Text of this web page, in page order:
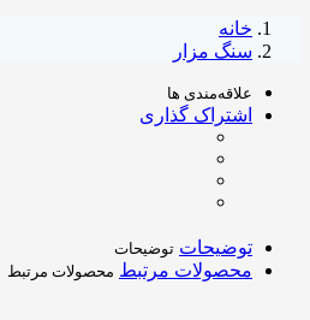
خانه
سنگ مزار
علاقه‌مندی ها
اشتراک گذاری
توضیحات توضیحات
محصولات مرتبط محصولات مرتبط